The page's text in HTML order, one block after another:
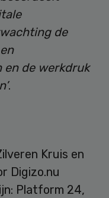
de
de werkdruk
.
Kruis en
Digizo.nu
Platform 24,